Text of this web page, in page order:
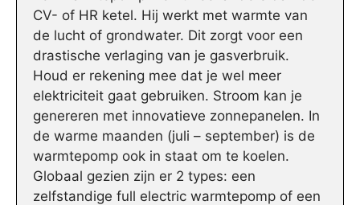
CV- of HR ketel. Hij werkt met warmte van
de lucht of grondwater. Dit zorgt voor een
drastische verlaging van je gasverbruik.
Houd er rekening mee dat je wel meer
elektriciteit gaat gebruiken. Stroom kan je
genereren met innovatieve zonnepanelen. In
de warme maanden (juli – september) is de
warmtepomp ook in staat om te koelen.
Globaal gezien zijn er 2 types: een
zelfstandige full electric warmtepomp of een